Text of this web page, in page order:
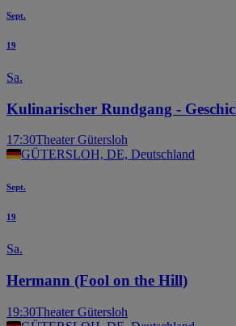
Sept.
19
Sa.
Kulinarischer Rundgang -
17:30Theater Gütersloh
GÜTERSLOH, DE, Deutschland
Sept.
19
Sa.
Hermann (Fool on the Hill)
19:30Theater Gütersloh